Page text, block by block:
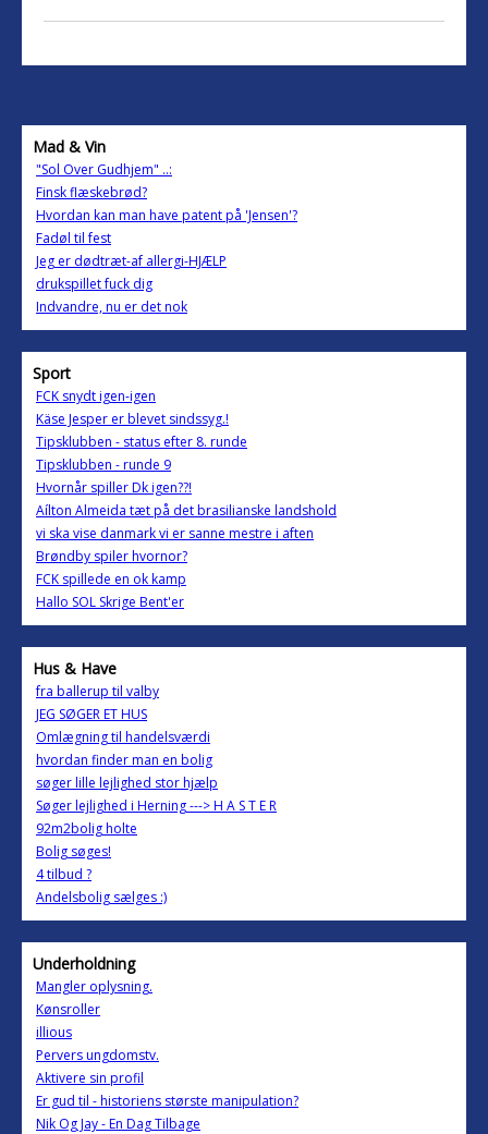
Mad & Vin
"Sol Over Gudhjem" ..:
Finsk flæskebrød?
Hvordan kan man have patent på 'Jensen'?
Fadøl til fest
Jeg er dødtræt-af allergi-HJÆLP
drukspillet fuck dig
Indvandre, nu er det nok
Sport
FCK snydt igen-igen
Käse Jesper er blevet sindssyg.!
Tipsklubben - status efter 8. runde
Tipsklubben - runde 9
Hvornår spiller Dk igen??!
Aílton Almeida tæt på det brasilianske landshold
vi ska vise danmark vi er sanne mestre i aften
Brøndby spiler hvornor?
FCK spillede en ok kamp
Hallo SOL Skrige Bent'er
Hus & Have
fra ballerup til valby
JEG SØGER ET HUS
Omlægning til handelsværdi
hvordan finder man en bolig
søger lille lejlighed stor hjælp
Søger lejlighed i Herning ---> H A S T E R
92m2bolig holte
Bolig søges!
4 tilbud ?
Andelsbolig sælges :)
Underholdning
Mangler oplysning.
Kønsroller
illious
Pervers ungdomstv.
Aktivere sin profil
Er gud til - historiens største manipulation?
Nik Og Jay - En Dag Tilbage